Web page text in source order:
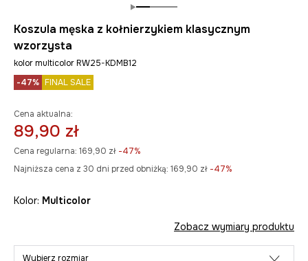
Koszula męska z kołnierzykiem klasycznym
wzorzysta
kolor multicolor RW25-KDMB12
-47% FINAL SALE
Cena aktualna:
89,90 zł
Cena regularna: 169,90 zł -47%
Najniższa cena z 30 dni przed obniżką: 169,90 zł -47%
Kolor: multicolor
Zobacz wymiary produktu
Wybierz rozmiar